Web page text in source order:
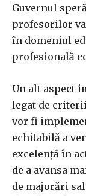
Guvernul
profesorilor
în domeniul
profesională
Un alt aspect
legat de
vor fi
echitabilă a
excelență în
de a avansa
de majorări